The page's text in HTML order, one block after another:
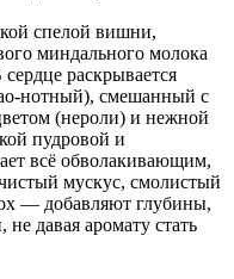
спелой вишни,
миндального молока
раскрывается
нотный), смешанный с
(нероли) и нежной
пудровой и
всё обволакивающим,
мускус, смолистый
— добавляют глубины,
давая аромату стать